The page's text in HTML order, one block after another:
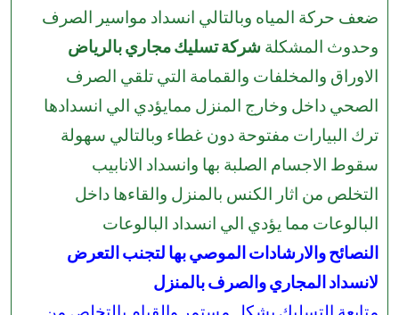
ضعف حركة المياه وبالتالي انسداد مواسير الصرف
وحدوث المشكلة شركة تسليك مجاري بالرياض
الاوراق والمخلفات والقمامة التي تلقي الصرف
الصحي داخل وخارج المنزل ممايؤدي الي انسدادها
ترك البيارات مفتوحة دون غطاء وبالتالي سهولة
سقوط الاجسام الصلبة بها وانسداد الانابيب
التخلص من اثار الكنس بالمنزل والقاءها داخل
البالوعات مما يؤدي الي انسداد البالوعات
النصائح والارشادات الموصي بها لتجنب التعرض
لانسداد المجاري والصرف بالمنزل